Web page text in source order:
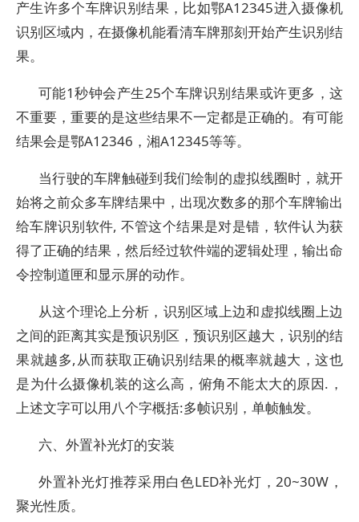
产生许多个车牌识别结果，比如鄂A12345进入摄像机
识别区域内，在摄像机能看清车牌那刻开始产生识别结
果。
可能1秒钟会产生25个车牌识别结果或许更多，这
不重要，重要的是这些结果不一定都是正确的。有可能
结果会是鄂A12346，湘A12345等等。
当行驶的车牌触碰到我们绘制的虚拟线圈时，就开
始将之前众多车牌结果中，出现次数多的那个车牌输出
给车牌识别软件, 不管这个结果是对是错，软件认为获
得了正确的结果，然后经过软件端的逻辑处理，输出命
令控制道匣和显示屏的动作。
从这个理论上分析，识别区域上边和虚拟线圈上边
之间的距离其实是预识别区，预识别区越大，识别的结
果就越多,从而获取正确识别结果的概率就越大，这也
是为什么摄像机装的这么高，俯角不能太大的原因.，
上述文字可以用八个字概括:多帧识别，单帧触发。
六、外置补光灯的安装
外置补光灯推荐采用白色LED补光灯，20~30W，
聚光性质。